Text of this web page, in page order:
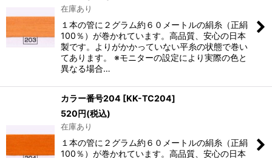
在庫あり
１本の管に２グラム約６０メートルの絹糸（正絹
100％）が巻かれています。高品質、安心の日本
製です。よりがかかっていない平糸の状態で巻い
てあります。 ※モニターの設定により実際の色と
異なる場合…
カラー番号204 [KK-TC204]
520円(税込)
在庫あり
１本の管に２グラム約６０メートルの絹糸（正絹
100％）が巻かれています。高品質、安心の日本